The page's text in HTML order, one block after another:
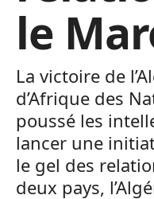
le
La victoire de
d’Afrique des
poussé les
lancer une
le gel des
deux pays,